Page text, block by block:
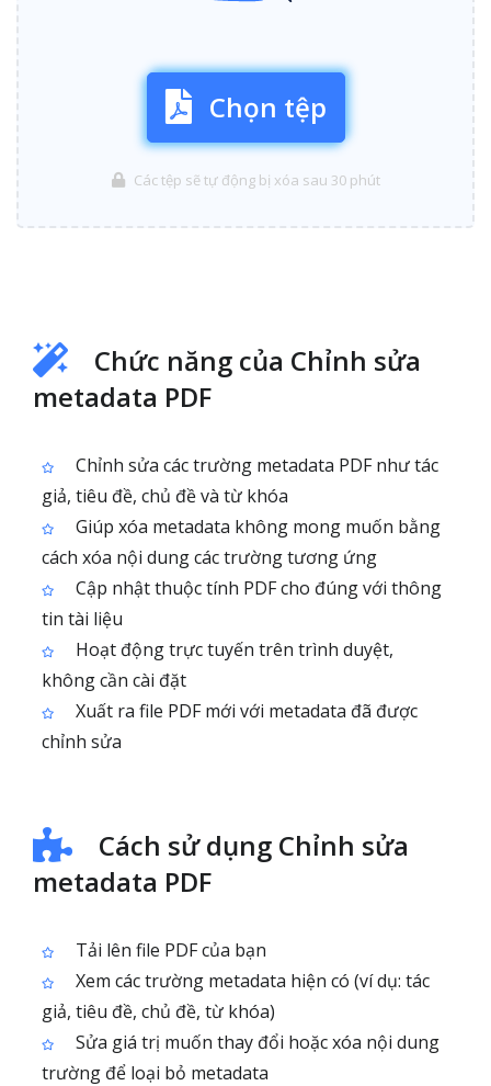
Chọn tệp
Các tệp sẽ tự động bị xóa sau 30 phút
Chức năng của Chỉnh sửa
metadata PDF
Chỉnh sửa các trường metadata PDF như tác
giả, tiêu đề, chủ đề và từ khóa
Giúp xóa metadata không mong muốn bằng
cách xóa nội dung các trường tương ứng
Cập nhật thuộc tính PDF cho đúng với thông
tin tài liệu
Hoạt động trực tuyến trên trình duyệt,
không cần cài đặt
Xuất ra file PDF mới với metadata đã được
chỉnh sửa
Cách sử dụng Chỉnh sửa
metadata PDF
Tải lên file PDF của bạn
Xem các trường metadata hiện có (ví dụ: tác
giả, tiêu đề, chủ đề, từ khóa)
Sửa giá trị muốn thay đổi hoặc xóa nội dung
trường để loại bỏ metadata